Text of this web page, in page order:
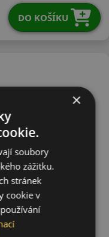
DO KOŠÍKU
×
soubory
zážitku.
stránek
cookie v